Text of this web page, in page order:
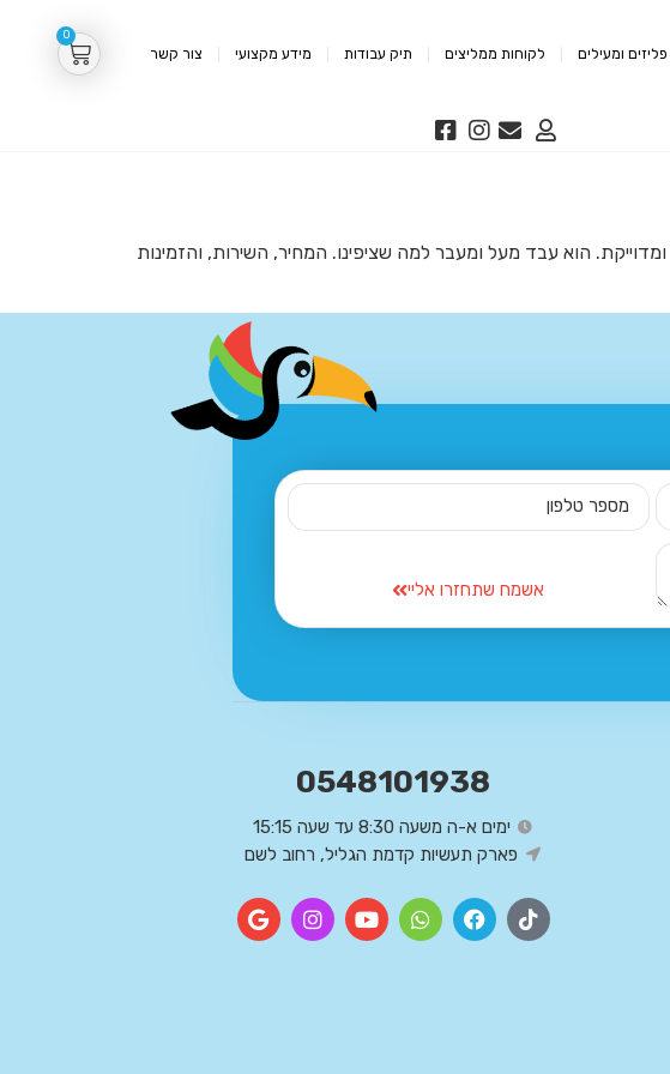
פליזים ומעילים לקוחות ממליצים תיק עבודות מידע מקצועי צור קשר
0
הוא עבד מעל ומעבר למה שציפינו. המחיר, השירות, והזמינות
אשמח שתחזרו אליי
0548101938
ימים א-ה משעה 8:30 עד שעה 15:15
פארק תעשיות קדמת הגליל, רחוב לשם